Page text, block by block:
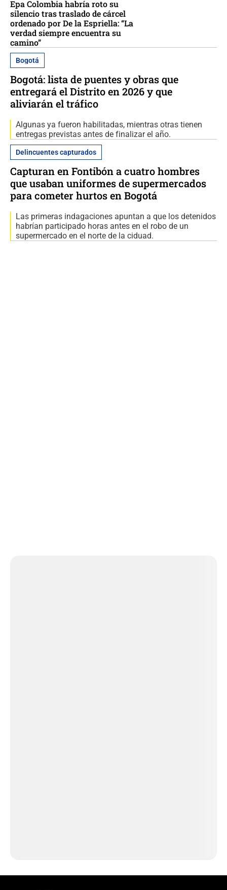
Epa Colombia habría roto su
silencio tras traslado de cárcel
ordenado por De la Espriella: “La
verdad siempre encuentra su
camino”
Bogotá
Bogotá: lista de puentes y obras que
entregará el Distrito en 2026 y que
aliviarán el tráfico
Algunas ya fueron habilitadas, mientras otras tienen
entregas previstas antes de finalizar el año.
Delincuentes capturados
Capturan en Fontibón a cuatro hombres
que usaban uniformes de supermercados
para cometer hurtos en Bogotá
Las primeras indagaciones apuntan a que los detenidos
habrían participado horas antes en el robo de un
supermercado en el norte de la ciduad.